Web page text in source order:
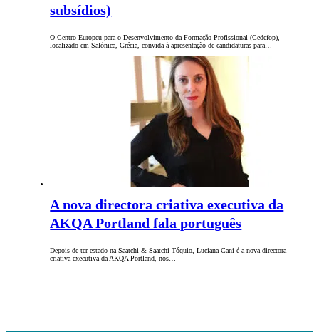
subsídios)
O Centro Europeu para o Desenvolvimento da Formação Profissional (Cedefop),
localizado em Salónica, Grécia, convida à apresentação de candidaturas para…
A nova directora criativa executiva da
AKQA Portland fala português
Depois de ter estado na Saatchi & Saatchi Tóquio, Luciana Cani é a nova directora
criativa executiva da AKQA Portland, nos…